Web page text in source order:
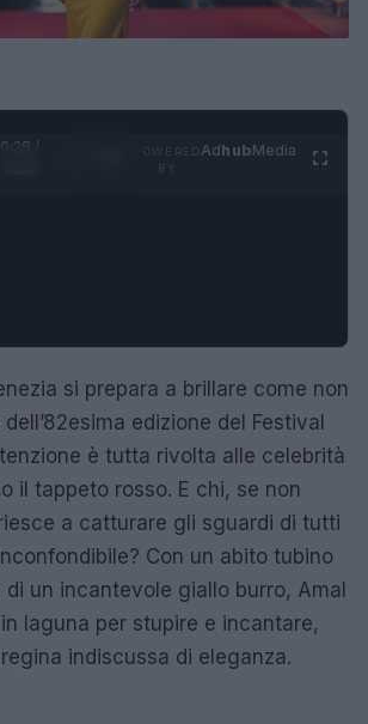
0:29 /
AdhubMedia
si prepara a brillare come non
dell’82esima edizione del Festival
è tutta rivolta alle celebrità
il tappeto rosso. E chi, se non
a catturare gli sguardi di tutti
Con un abito tubino
di un incantevole giallo burro, Amal
laguna per stupire e incantare,
indiscussa di eleganza.